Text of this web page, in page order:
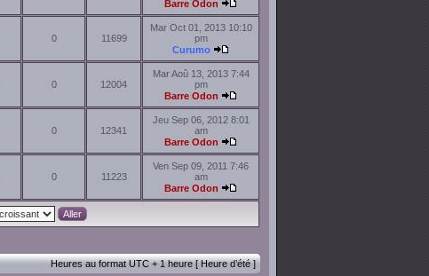
Barre Odon
0 11699
Mar Oct 01, 2013 10:10
pm
Curumo
0 12004
Mar Aoû 13, 2013 7:44
pm
Barre Odon
0 12341
Jeu Sep 06, 2012 8:01
am
Barre Odon
0 11223
Ven Sep 09, 2011 7:46
am
Barre Odon
Heures au format UTC + 1 heure [ Heure d’été ]